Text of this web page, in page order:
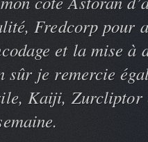
Fredcorp pour
et la mise à
sûr je remercie
Kaiji, Zurcliptor